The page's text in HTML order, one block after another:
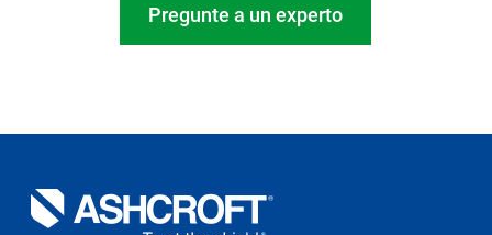
Pregunte a un experto